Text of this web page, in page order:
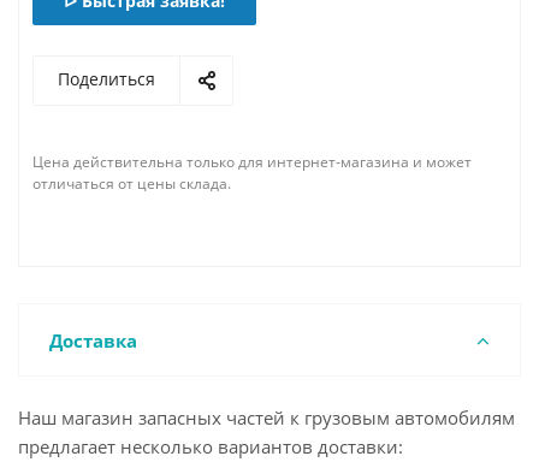
Поделиться
Цена действительна только для интернет-магазина и может
отличаться от цены склада.
Доставка
Наш магазин запасных частей к грузовым автомобилям
предлагает несколько вариантов доставки: